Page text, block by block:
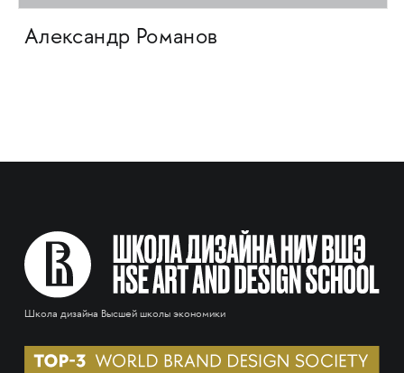
Александр Романов
Школа дизайна Высшей школы экономики